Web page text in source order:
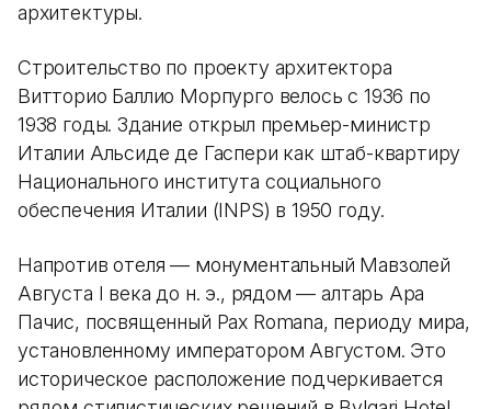
архитектуры.
Строительство по проекту архитектора
Витторио Баллио Морпурго велось с 1936 по
1938 годы. Здание открыл премьер-министр
Италии Альсиде де Гаспери как штаб-квартиру
Национального института социального
обеспечения Италии (INPS) в 1950 году.
Напротив отеля — монументальный Мавзолей
Августа I века до н. э., рядом — алтарь Ара
Пачис, посвященный Pax Romana, периоду мира,
установленному императором Августом. Это
историческое расположение подчеркивается